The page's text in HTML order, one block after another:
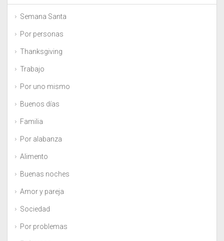
Semana Santa
Por personas
Thanksgiving
Trabajo
Por uno mismo
Buenos días
Familia
Por alabanza
Alimento
Buenas noches
Amor y pareja
Sociedad
Por problemas